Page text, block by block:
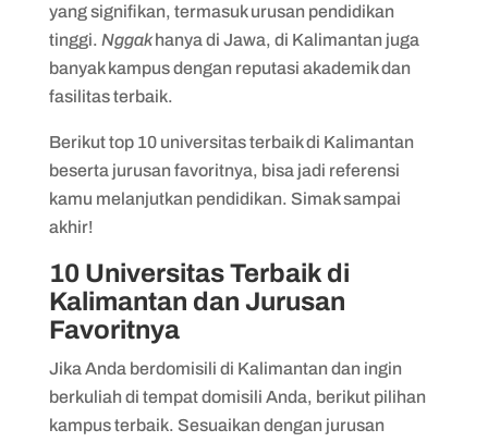
8. Universitas Palangkaraya Raya
9. Politeknik Negeri Ketapang
yang signifikan, termasuk urusan pendidikan
tinggi. Nggakhanya di Jawa, di Kalimantan juga
banyak kampus dengan reputasi akademik dan
fasilitas terbaik.
Berikut top 10 universitas terbaik di Kalimantan
beserta jurusan favoritnya, bisa jadi referensi
kamu melanjutkan pendidikan. Simak sampai
akhir!
10 Universitas Terbaik di
Kalimantan dan Jurusan
Favoritnya
Jika Anda berdomisili di Kalimantan dan ingin
berkuliah di tempat domisili Anda, berikut pilihan
kampus terbaik. Sesuaikan dengan jurusan